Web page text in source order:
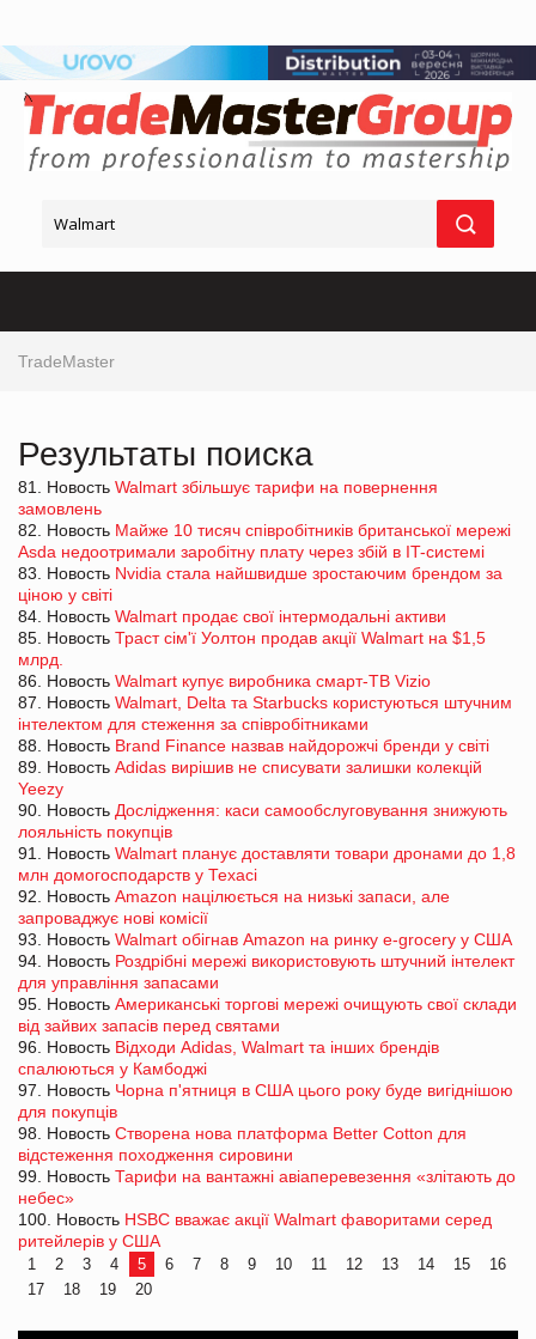
TradeMaster
Результаты поиска
81. Новость Walmart збільшує тарифи на повернення
замовлень
82. Новость Майже 10 тисяч співробітників британської мережі
Asda недоотримали заробітну плату через збій в IT-системі
83. Новость Nvidia стала найшвидше зростаючим брендом за
ціною у світі
84. Новость Walmart продає свої інтермодальні активи
85. Новость Траст сім'ї Уолтон продав акції Walmart на $1,5
млрд.
86. Новость Walmart купує виробника смарт-ТВ Vizio
87. Новость Walmart, Delta та Starbucks користуються штучним
інтелектом для стеження за співробітниками
88. Новость Brand Finance назвав найдорожчі бренди у світі
89. Новость Adidas вирішив не списувати залишки колекцій
Yeezy
90. Новость Дослідження: каси самообслуговування знижують
лояльність покупців
91. Новость Walmart планує доставляти товари дронами до 1,8
млн домогосподарств у Техасі
92. Новость Amazon націлюється на низькі запаси, але
запроваджує нові комісії
93. Новость Walmart обігнав Amazon на ринку e-grocery у США
94. Новость Роздрібні мережі використовують штучний інтелект
для управління запасами
95. Новость Американські торгові мережі очищують свої склади
від зайвих запасів перед святами
96. Новость Відходи Adidas, Walmart та інших брендів
спалюються у Камбоджі
97. Новость Чорна п'ятниця в США цього року буде вигіднішою
для покупців
98. Новость Створена нова платформа Better Cotton для
відстеження походження сировини
99. Новость Тарифи на вантажні авіаперевезення «злітають до
небес»
100. Новость HSBC вважає акції Walmart фаворитами серед
ритейлерів у США
1 2 3 4 5 6 7 8 9 10 11 12 13 14 15
16
17
18 19 20